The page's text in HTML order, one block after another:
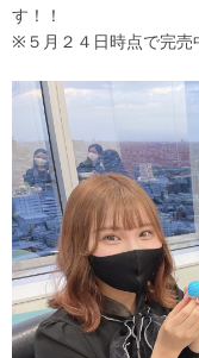
す！！
※５月２４日時点で完売